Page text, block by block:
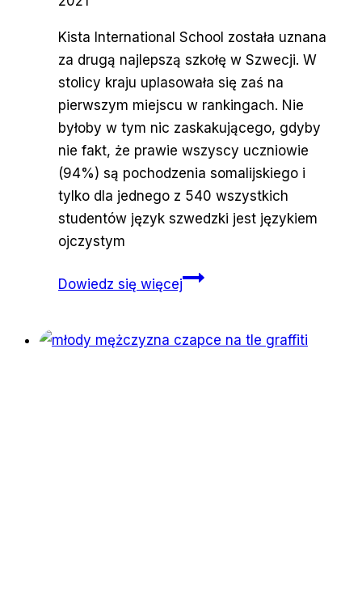
Kista International School została uznana
za drugą najlepszą szkołę w Szwecji. W
stolicy kraju uplasowała się zaś na
pierwszym miejscu w rankingach. Nie
byłoby w tym nic zaskakującego, gdyby
nie fakt, że prawie wszyscy uczniowie
(94%) są pochodzenia somalijskiego i
tylko dla jednego z 540 wszystkich
studentów język szwedzki jest językiem
ojczystym
Dowiedz się więcejPonad
najlepszej